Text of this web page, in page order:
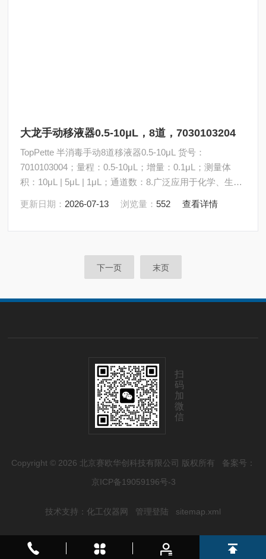
大龙手动移液器0.5-10μL，8道，7030103204
TopPette 半消毒手动8道移液器0.5-10μL 货号：
7010103004；量程：0.5-10μL；增量：0.1μL；测量体
积：10μL | 5μL | 1μL；通道数：8.广泛应用于化学、生物
更新日期： 2026-07-13 浏览量：552 查看详情
下一页 末页
扫
码
加
微
信
Copyright © 2026 北京赛欧华创科技有限公司 版权所有 备案号：
京ICP备19059196号-3
技术支持： 化工仪器网 管理登陆 sitemap.xml